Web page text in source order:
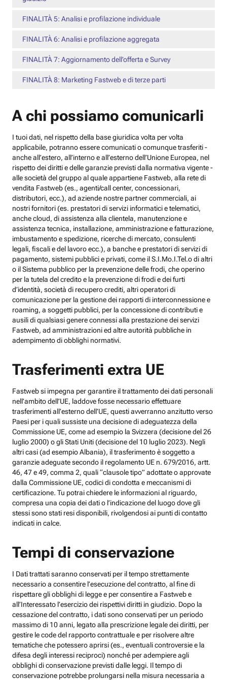
FINALITÀ 5: Analisi e profilazione individuale
FINALITÀ 6: Analisi e profilazione aggregata
FINALITÀ 7: Aggiornamento dell’offerta e Survey
FINALITÀ 8: Marketing Fastweb e di terze parti
A chi possiamo comunicarli
I tuoi dati, nel rispetto della base giuridica volta per volta
applicabile, potranno essere comunicati o comunque trasferiti -
anche all’estero, all’interno e all’esterno dell’Unione Europea, nel
rispetto dei diritti e delle garanzie previsti dalla normativa vigente -
alle società del gruppo al quale appartiene Fastweb, alla rete di
vendita Fastweb (es., agenti/call center, concessionari,
distributori, ecc.), ad aziende nostre partner commerciali, ai
nostri fornitori (es. prestatori di servizi informatici e telematici,
anche cloud, di assistenza alla clientela, manutenzione e
assistenza tecnica, installazione, amministrazione e fatturazione,
imbustamento e spedizione, ricerche di mercato, consulenti
legali, fiscali e del lavoro ecc.), a banche e prestatori di servizi di
pagamento, sistemi pubblici e privati, come il S.I.Mo.I.Tel.o di altri
o il Sistema pubblico per la prevenzione delle frodi, che operino
per la tutela del credito e la prevenzione di frodi e dei furti
d’identità, società di recupero crediti, altri operatori di
comunicazione per la gestione dei rapporti di interconnessione e
roaming, a soggetti pubblici, per la concessione di contributi e
ausili di qualsiasi genere connessi alla prestazione dei servizi
Fastweb, ad amministrazioni ed altre autorità pubbliche in
adempimento di obblighi normativi.
Trasferimenti extra UE
Fastweb si impegna per garantire il trattamento dei dati personali
nell’ambito dell’UE, laddove fosse necessario effettuare
trasferimenti all’esterno dell’UE, questi avverranno anzitutto verso
Paesi per i quali sussiste una decisione di adeguatezza della
Commissione UE, come ad esempio la Svizzera (decisione del 26
luglio 2000) o gli Stati Uniti (decisione del 10 luglio 2023). Negli
altri casi (ad esempio Albania), il trasferimento è soggetto a
garanzie adeguate secondo il regolamento UE n. 679/2016, artt.
46, 47 e 49, comma 2, quali “clausole tipo” adottate o approvate
dalla Commissione UE, codici di condotta e meccanismi di
certificazione. Tu potrai chiedere le informazioni al riguardo,
compresa una copia dei dati o l’indicazione del luogo dove gli
stessi sono stati resi disponibili, rivolgendosi ai punti di contatto
indicati in calce.
Tempi di conservazione
I Dati trattati saranno conservati per il tempo strettamente
necessario a consentire l’esecuzione del contratto, al fine di
rispettare gli obblighi di legge e per consentire a Fastweb e
all’Interessato l’esercizio dei rispettivi diritti in giudizio. Dopo la
cessazione del contratto, i dati sono conservati per un periodo
massimo di 10 anni, legato alla prescrizione legale dei diritti, per
gestire le code del rapporto contrattuale e per risolvere altre
tematiche che potessero aprirsi (es., eventuali controversie e la
difesa degli interessi reciproci) nonché per adempiere agli
obblighi di conservazione previsti dalle leggi. Il tempo di
conservazione potrebbe prolungarsi nella misura necessaria a